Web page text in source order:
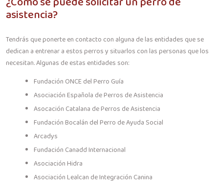
asistencia?
Tendrás que ponerte en contacto con alguna de las entidades que se
dedican a entrenar a estos perros y situarlos con las personas que los
necesitan. Algunas de estas entidades son:
Fundación ONCE del Perro Guía
Asociación Española de Perros de Asistencia
Asocación Catalana de Perros de Asistencia
Fundación Bocalán del Perro de Ayuda Social
Arcadys
Fundación Canadd Internacional
Asociación Hidra
Asociación Lealcan de Integración Canina